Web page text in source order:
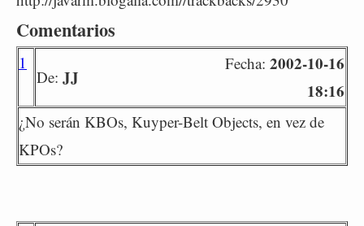
Comentarios
1
De: JJ
Fecha: 2002-10-16
18:16
¿No serán KBOs, Kuyper-Belt Objects, en vez de
KPOs?